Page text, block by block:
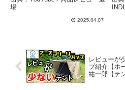
ー 保冷力 アウトドア キャ
ンプ – 商品レビュー道場
場
2025.04.07
レビューが
プ紹介【ホ
祐一郎【テ